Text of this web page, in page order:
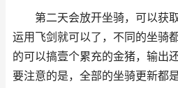
第二天会放开坐骑，可以获
运用飞剑就可以了，不同的坐骑
的可以搞壹个累充的金猪，输出
要注意的是，全部的坐骑更新都